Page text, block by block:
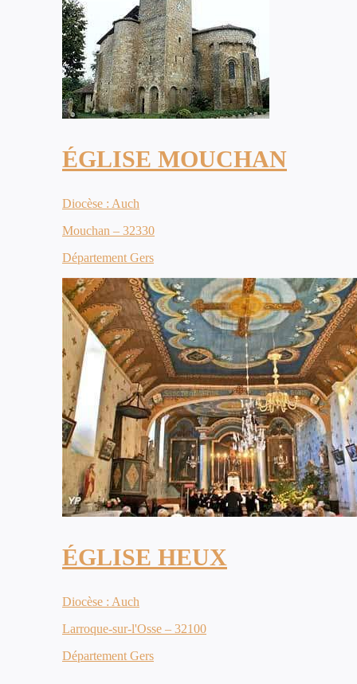
ÉGLISE MOUCHAN
Diocèse : Auch
Mouchan – 32330
Département Gers
ÉGLISE HEUX
Diocèse : Auch
Larroque-sur-l'Osse – 32100
Département Gers